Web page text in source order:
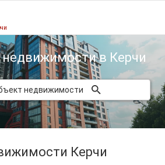
недвижимостив Керчи
недвижимости
Керчи